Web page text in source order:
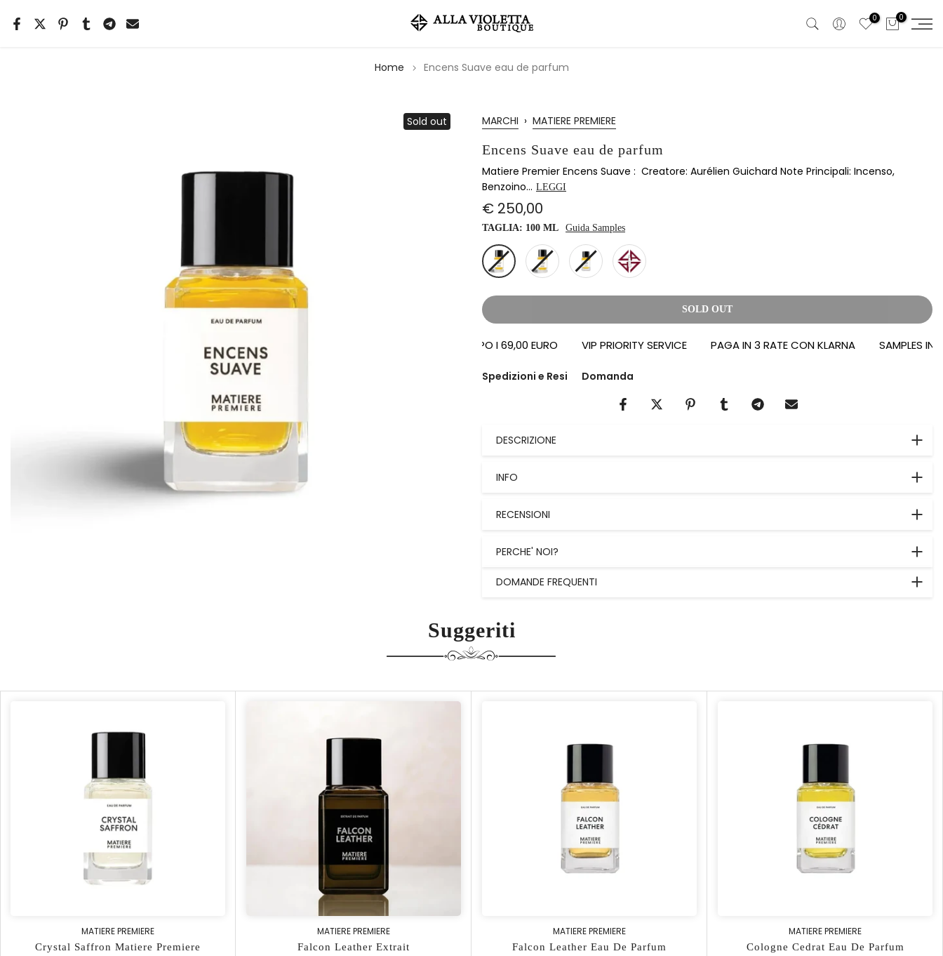
Salta
il
0 0
Home Encens Suave eau de parfum
Sold out MARCHI › MATIERE PREMIERE
Encens Suave eau de parfum
Matiere Premier Encens Suave : Creatore: Aurélien Guichard Note Principali: Incenso,
Benzoino... LEGGI
€ 250,00
TAGLIA: 100 ML Guida Samples
SOLD OUT
SPEDIZIONI OMAGGIO DOPO I 69,00 EURO VIP PRIORITY SERVICE PAGA IN 3 RATE CON KLARNA SAMPLES IN
Spedizioni e Resi Domanda
DESCRIZIONE
INFO
RECENSIONI
PERCHE' NOI?
DOMANDE FREQUENTI
Suggeriti
MATIERE PREMIERE
Crystal Saffron Matiere Premiere
MATIERE PREMIERE
Falcon Leather Extrait
MATIERE PREMIERE
Falcon Leather Eau De Parfum
MATIERE PREMIERE
Cologne Cedrat Eau De Parfum